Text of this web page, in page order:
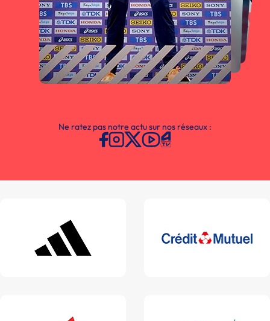
Ne ratez pas notre actu sur nos réseaux :